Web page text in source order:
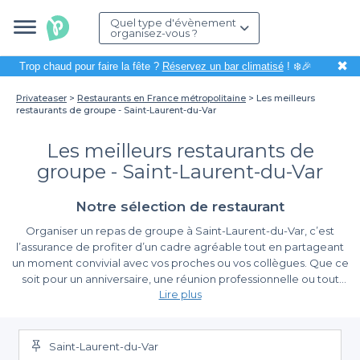
Quel type d'évènement
organisez-vous ?
Trop chaud pour faire la fête ? Réservez un bar climatisé! ❄️🎉 ✖
Privateaser Restaurants en France métropolitaine
Les meilleurs
restaurants de groupe - Saint-Laurent-du-Var
Les meilleurs restaurants de
groupe - Saint-Laurent-du-Var
Notre sélection de restaurant
Organiser un repas de groupe à Saint-Laurent-du-Var, c’est
l’assurance de profiter d’un cadre agréable tout en partageant
un moment convivial avec vos proches ou vos collègues. Que ce
soit pour un anniversaire, une réunion professionnelle ou tout
autre événement, choisir le bon restaurant peut faire toute la
La facilité de réservation avec Privateaser
Grâce à Privateaser, réserver le restaurant idéal pour votre
Lire plus
Saint-Laurent-du-Var